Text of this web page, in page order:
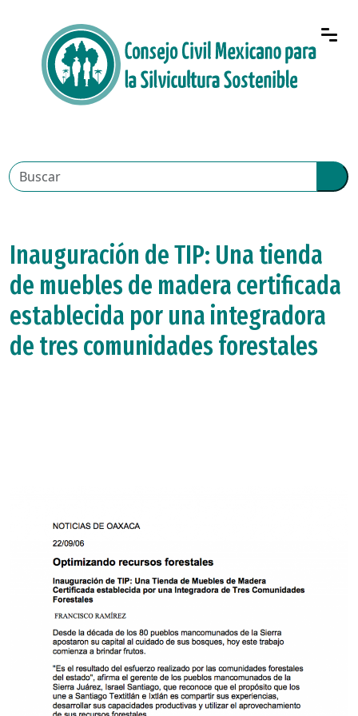
Inauguración de TIP: Una tienda
de muebles de madera certificada
establecida por una integradora
de tres comunidades forestales